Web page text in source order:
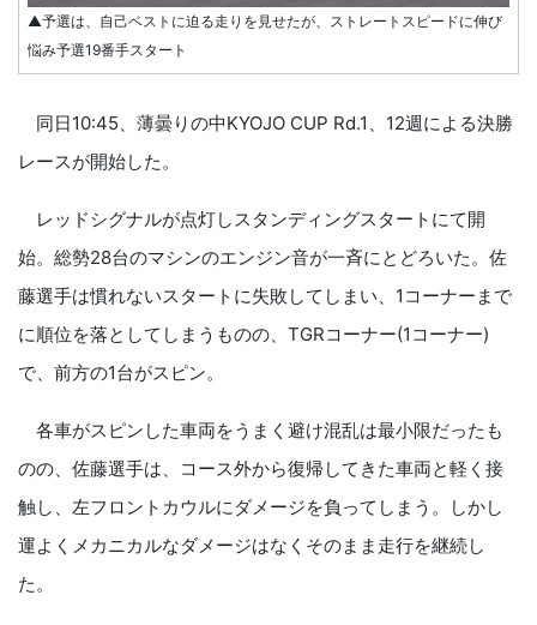
▲予選は、自己ベストに迫る走りを見せたが、ストレートスピードに伸び
悩み予選19番手スタート
同日10:45、薄曇りの中KYOJO CUP Rd.1、12週による決勝
レースが開始した。
レッドシグナルが点灯しスタンディングスタートにて開
始。総勢28台のマシンのエンジン音が一斉にとどろいた。佐
藤選手は慣れないスタートに失敗してしまい、1コーナーまで
に順位を落としてしまうものの、TGRコーナー(1コーナー)
で、前方の1台がスピン。
各車がスピンした車両をうまく避け混乱は最小限だったも
のの、佐藤選手は、コース外から復帰してきた車両と軽く接
触し、左フロントカウルにダメージを負ってしまう。しかし
運よくメカニカルなダメージはなくそのまま走行を継続し
た。